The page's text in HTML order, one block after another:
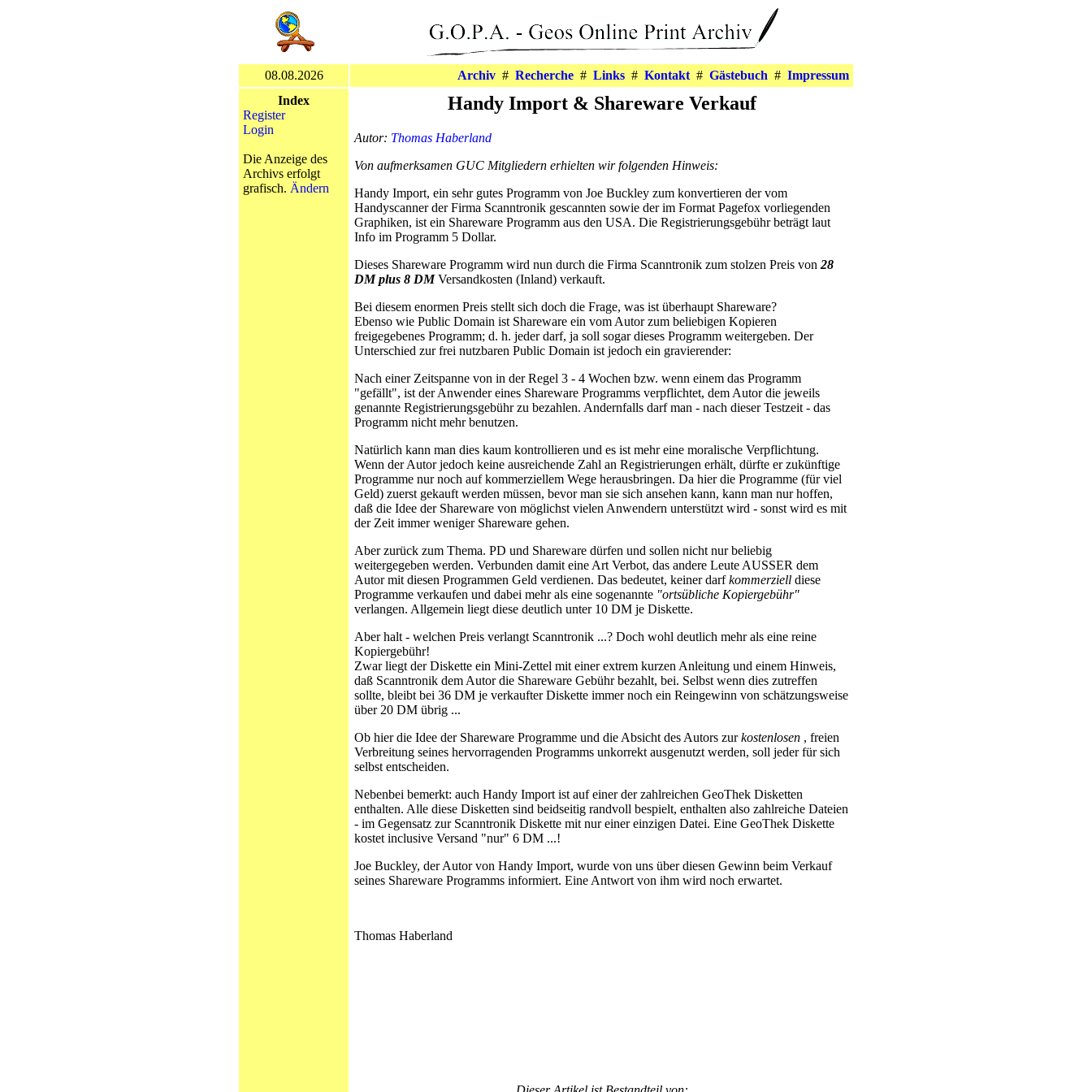
08.08.2026 Archiv # Recherche # Links # Kontakt # Gästebuch # Impressum
Index
Register
Login
Die Anzeige des
Archivs erfolgt
grafisch. Ändern
Handy Import & Shareware Verkauf
Autor: Thomas Haberland
Von aufmerksamen GUC Mitgliedern erhielten wir folgenden Hinweis:
Handy Import, ein sehr gutes Programm von Joe Buckley zum konvertieren der vom
Handyscanner der Firma Scanntronik gescannten sowie der im Format Pagefox vorliegenden
Graphiken, ist ein Shareware Programm aus den USA. Die Registrierungsgebühr beträgt laut
Info im Programm 5 Dollar.
Dieses Shareware Programm wird nun durch die Firma Scanntronik zum stolzen Preis von 28
DM plus 8 DMVersandkosten (Inland) verkauft.
Bei diesem enormen Preis stellt sich doch die Frage, was ist überhaupt Shareware?
Ebenso wie Public Domain ist Shareware ein vom Autor zum beliebigen Kopieren
freigegebenes Programm; d. h. jeder darf, ja soll sogar dieses Programm weitergeben. Der
Unterschied zur frei nutzbaren Public Domain ist jedoch ein gravierender:
Nach einer Zeitspanne von in der Regel 3 - 4 Wochen bzw. wenn einem das Programm
"gefällt", ist der Anwender eines Shareware Programms verpflichtet, dem Autor die jeweils
genannte Registrierungsgebühr zu bezahlen. Andernfalls darf man - nach dieser Testzeit - das
Programm nicht mehr benutzen.
Natürlich kann man dies kaum kontrollieren und es ist mehr eine moralische Verpflichtung.
Wenn der Autor jedoch keine ausreichende Zahl an Registrierungen erhält, dürfte er zukünftige
Programme nur noch auf kommerziellem Wege herausbringen. Da hier die Programme (für viel
Geld) zuerst gekauft werden müssen, bevor man sie sich ansehen kann, kann man nur hoffen,
daß die Idee der Shareware von möglichst vielen Anwendern unterstützt wird - sonst wird es mit
der Zeit immer weniger Shareware gehen.
Aber zurück zum Thema. PD und Shareware dürfen und sollen nicht nur beliebig
weitergegeben werden. Verbunden damit eine Art Verbot, das andere Leute AUSSER dem
Autor mit diesen Programmen Geld verdienen. Das bedeutet, keiner darfkommerziell diese
Programme verkaufen und dabei mehr als eine sogenannte "ortsübliche Kopiergebühr"
verlangen. Allgemein liegt diese deutlich unter 10 DM je Diskette.
Aber halt - welchen Preis verlangt Scanntronik ...? Doch wohl deutlich mehr als eine reine
Kopiergebühr!
Zwar liegt der Diskette ein Mini-Zettel mit einer extrem kurzen Anleitung und einem Hinweis,
daß Scanntronik dem Autor die Shareware Gebühr bezahlt, bei. Selbst wenn dies zutreffen
sollte, bleibt bei 36 DM je verkaufter Diskette immer noch ein Reingewinn von schätzungsweise
über 20 DM übrig ...
Ob hier die Idee der Shareware Programme und die Absicht des Autors zurkostenlosen , freien
Verbreitung seines hervorragenden Programms unkorrekt ausgenutzt werden, soll jeder für sich
selbst entscheiden.
Nebenbei bemerkt: auch Handy Import ist auf einer der zahlreichen GeoThek Disketten
enthalten. Alle diese Disketten sind beidseitig randvoll bespielt, enthalten also zahlreiche Dateien
- im Gegensatz zur Scanntronik Diskette mit nur einer einzigen Datei. Eine GeoThek Diskette
kostet inclusive Versand "nur" 6 DM ...!
Joe Buckley, der Autor von Handy Import, wurde von uns über diesen Gewinn beim Verkauf
seines Shareware Programms informiert. Eine Antwort von ihm wird noch erwartet.
Thomas Haberland